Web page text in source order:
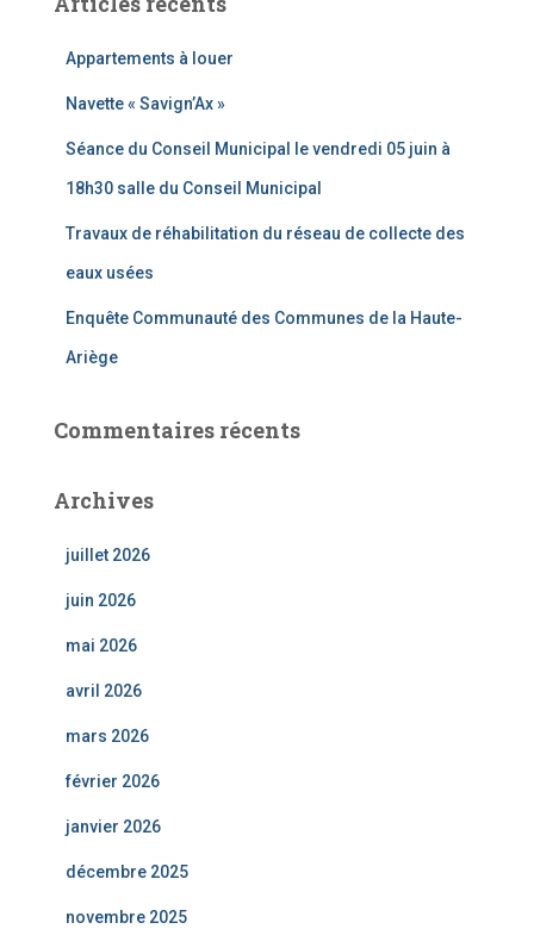
r
Appartements à louer
Navette « Savign’Ax »
Séance du Conseil Municipal le vendredi 05 juin à
18h30 salle du Conseil Municipal
Travaux de réhabilitation du réseau de collecte des
eaux usées
Enquête Communauté des Communes de la Haute-
Ariège
Commentaires récents
Archives
juillet 2026
juin 2026
mai 2026
avril 2026
mars 2026
février 2026
janvier 2026
décembre 2025
novembre 2025